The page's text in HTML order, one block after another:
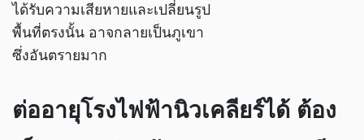
ได้รับความเสียหายและเปลี่ยนรูป
พื้นที่ตรงนั้น อาจกลายเป็นภูเขา
ซึ่งอันตรายมาก
ต่ออายุโรงไฟฟ้านิวเคลียร์ได้ ต้อง